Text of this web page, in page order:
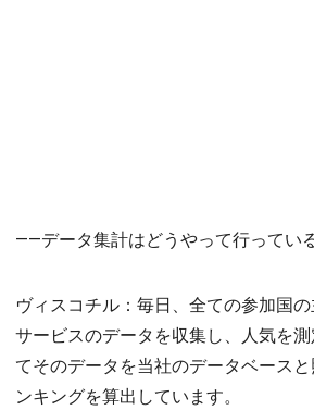
――データ集計はどうやって行ってい
ヴィスコチル：毎日、全ての参加国
サービスのデータを収集し、人気を
てそのデータを当社のデータベース
ンキングを算出しています。